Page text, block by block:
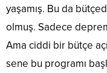
yaşamış. Bu da
olmuş. Sadece
Ama ciddi bir bütçe
sene bu programı